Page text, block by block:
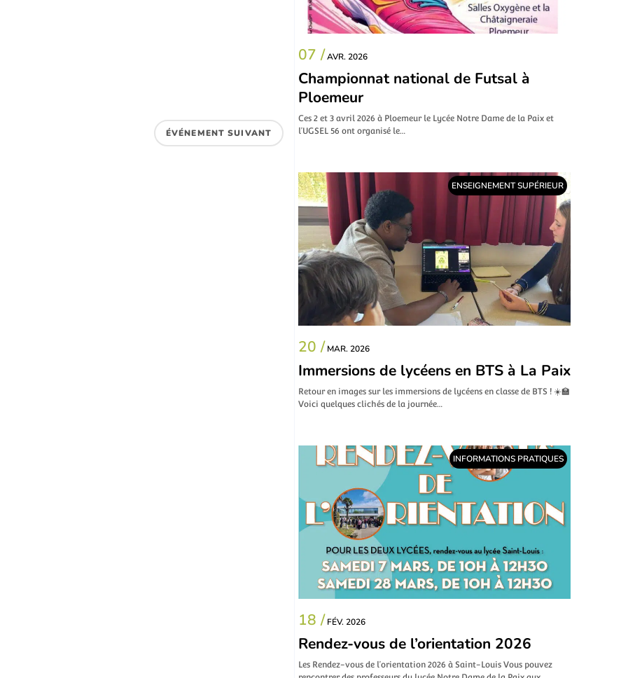
ÉVÉNEMENT SUIVANT
07 /AVR. 2026
Championnat national de Futsal à
Ploemeur
Ces 2 et 3 avril 2026 à Ploemeur le Lycée Notre Dame de la Paix et
l’UGSEL 56 ont organisé le…
ENSEIGNEMENT SUPÉRIEUR
20 / MAR. 2026
Immersions de lycéens en BTS à La Paix
Retour en images sur les immersions de lycéens en classe de BTS ! ☀️🏫
Voici quelques clichés de la journée…
INFORMATIONS PRATIQUES
18 / FÉV. 2026
Rendez-vous de l’orientation 2026
Les Rendez-vous de l’orientation 2026 à Saint-Louis Vous pouvez